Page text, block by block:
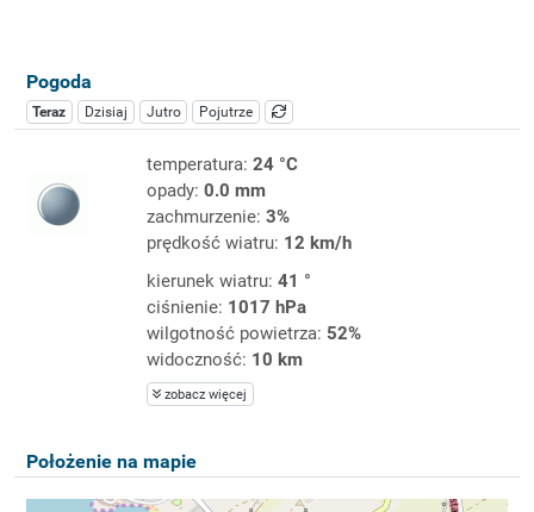
Pogoda
Teraz Dzisiaj Jutro Pojutrze
temperatura: 24 °C
opady: 0.0 mm
zachmurzenie: 3%
prędkość wiatru: 12 km/h
kierunek wiatru: 41 °
ciśnienie: 1017 hPa
wilgotność powietrza: 52%
widoczność: 10 km
zobacz więcej
Położenie na mapie